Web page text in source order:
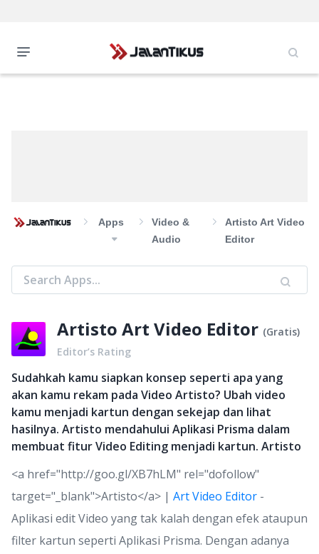
Apps
Video &
Audio
Artisto Art Video
Editor
Artisto Art Video Editor (Gratis)
Editor’s Rating
Sudahkah kamu siapkan konsep seperti apa yang
akan kamu rekam pada Video Artisto? Ubah video
kamu menjadi kartun dengan sekejap dan lihat
hasilnya. Artisto mendahului Aplikasi Prisma dalam
membuat fitur Video Editing menjadi kartun. Artisto
<a href="http://goo.gl/XB7hLM" rel="dofollow"
target="_blank">Artisto</a> | Art Video Editor -
Aplikasi edit Video yang tak kalah dengan efek ataupun
filter kartun seperti Aplikasi Prisma. Dengan adanya